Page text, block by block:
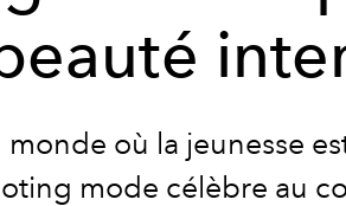
monde où la jeunesse
mode célèbre au